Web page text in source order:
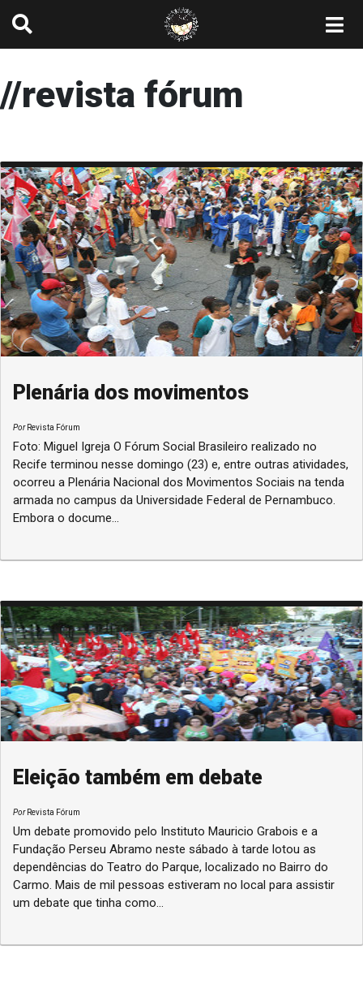
//revista fórum
Plenária dos movimentos
PorRevista Fórum
Foto: Miguel Igreja O Fórum Social Brasileiro realizado no
Recife terminou nesse domingo (23) e, entre outras atividades,
ocorreu a Plenária Nacional dos Movimentos Sociais na tenda
armada no campus da Universidade Federal de Pernambuco.
Embora o docume...
Eleição também em debate
PorRevista Fórum
Um debate promovido pelo Instituto Mauricio Grabois e a
Fundação Perseu Abramo neste sábado à tarde lotou as
dependências do Teatro do Parque, localizado no Bairro do
Carmo. Mais de mil pessoas estiveram no local para assistir
um debate que tinha como...